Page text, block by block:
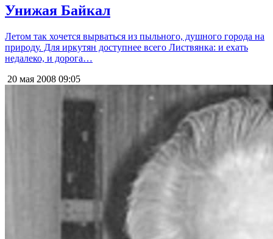
Унижая Байкал
Летом так хочется вырваться из пыльного, душного города на
природу. Для иркутян доступнее всего Листвянка: и ехать
недалеко, и дорога…
20 мая 2008 09:05